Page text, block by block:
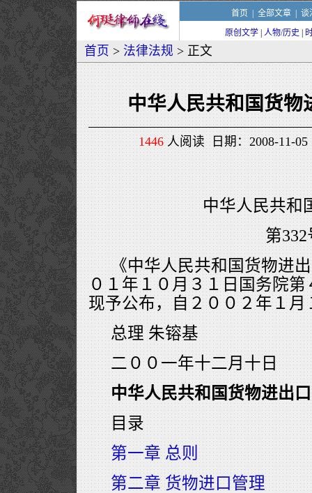
首页 全部文章| 谈
原创文学 人物/历史
首页 > 法律法规 > 正文
中华人民共和国货物
1446人阅读 日期：2008-11-05
中华人民共和
第332
《中华人民共和国货物进
０１年１０月３１日国务院
现予公布，自２００２年１月
总理 朱镕基
二００一年十二月十日
中华人民共和国货物进出
目录
第一章 总则
第二章 货物进口管理